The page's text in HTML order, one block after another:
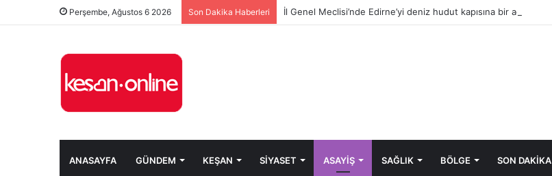
Perşembe, Ağustos 6 2026 Son Dakika Haberleri
ANASAYFA GÜNDEM KEŞAN SIYASET ASAYIŞ SAĞLIK BÖLGE SON DAKIKA